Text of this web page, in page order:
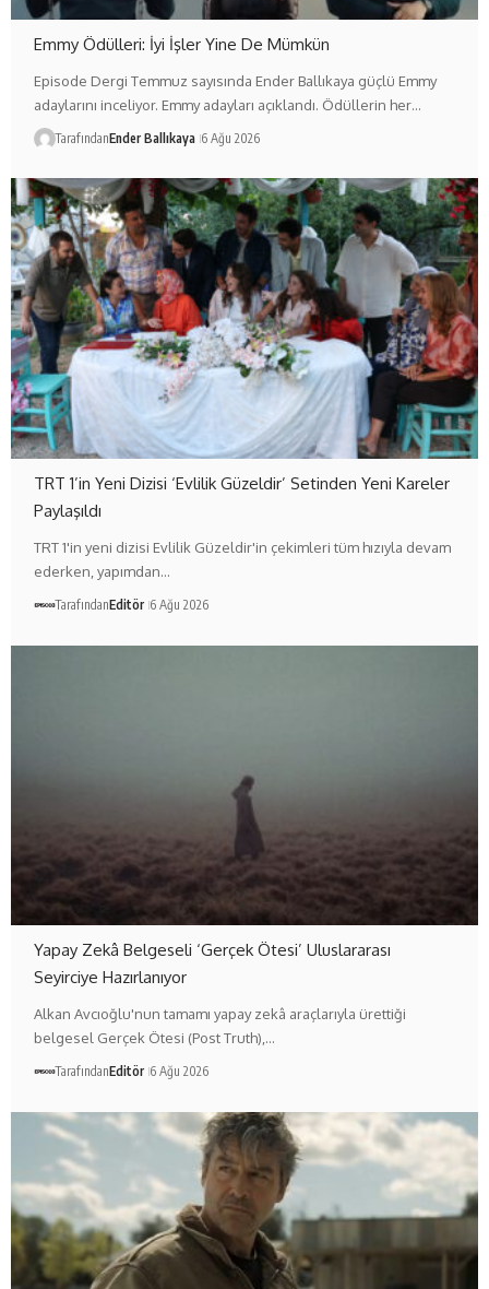
Emmy Ödülleri: İyi İşler Yine De Mümkün
Episode Dergi Temmuz sayısında Ender Ballıkaya güçlü Emmy
adaylarını inceliyor. Emmy adayları açıklandı. Ödüllerin her…
TarafındanEnder Ballıkaya 6 Ağu 2026
TRT 1’in Yeni Dizisi ‘Evlilik Güzeldir’ Setinden Yeni Kareler
Paylaşıldı
TRT 1'in yeni dizisi Evlilik Güzeldir'in çekimleri tüm hızıyla devam
ederken, yapımdan…
TarafındanEditör 6 Ağu 2026
Yapay Zekâ Belgeseli ‘Gerçek Ötesi’ Uluslararası
Seyirciye Hazırlanıyor
Alkan Avcıoğlu'nun tamamı yapay zekâ araçlarıyla ürettiği
belgesel Gerçek Ötesi (Post Truth),…
TarafındanEditör 6 Ağu 2026